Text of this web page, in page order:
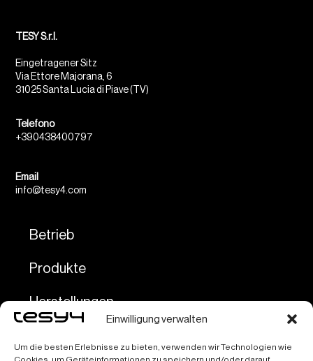
Einwilligung verwalten
Um die besten Erlebnisse zu bieten, verwenden wir Technologien wie
TESY S.r.l.
Eingetragener Sitz
Via Ettore Majorana, 6
31025 Santa Lucia di Piave (TV)
Telefono
+390438400797
Email
info@tesy4.com
Betrieb
Produkte
Herstellungen